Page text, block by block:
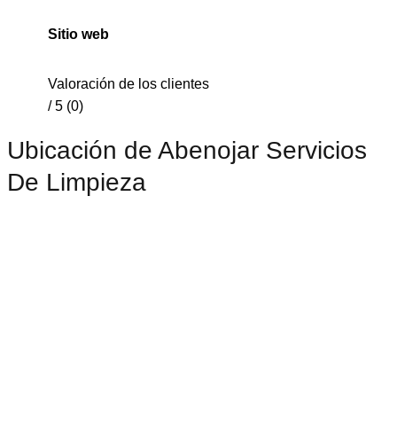
Sitio web
Valoración de los clientes
/ 5 (0)
Ubicación de Abenojar Servicios
De Limpieza